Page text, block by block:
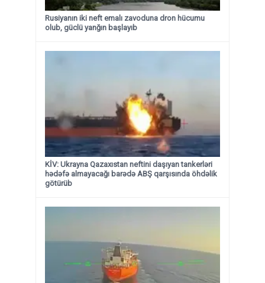
Rusiyanın iki neft emalı zavoduna dron hücumu
olub, güclü yanğın başlayıb
KİV: Ukrayna Qazaxıstan neftini daşıyan tankerləri
hədəfə almayacağı barədə ABŞ qarşısında öhdəlik
götürüb